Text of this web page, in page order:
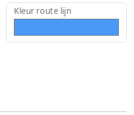
Kleur route lijn